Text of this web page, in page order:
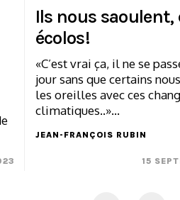
Ils nous saoulent,
écolos!
«C’est vrai ça, il ne se
jour sans que certains
les oreilles avec ces
climatiques..»…
JEAN-FRANÇOIS RUBIN
15